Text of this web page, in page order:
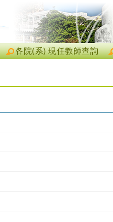
各院(系) 現任教師查詢